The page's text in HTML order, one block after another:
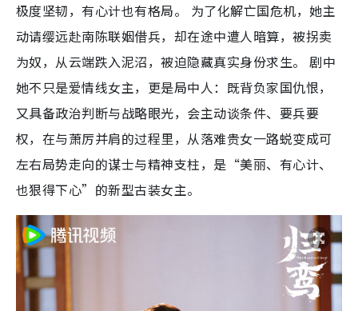
极度坚韧，有心计也有格局。 为了化解亡国危机，她主
动请缨远赴南陈联姻借兵，却在途中遭人暗算，被拐卖
为奴，从云端跌入泥沼，被迫隐藏真实身份求生。 剧中
她不只是爱情线女主，更是局中人：既背负家国仇恨，
又具备政治判断与战略眼光，会主动谈条件、要兵要
权，在与萧厉并肩的过程里，从落难贵女一路蜕变成可
左右局势走向的谋士与精神支柱，是“美丽、有心计、
也狠得下心”的新型古装女主。